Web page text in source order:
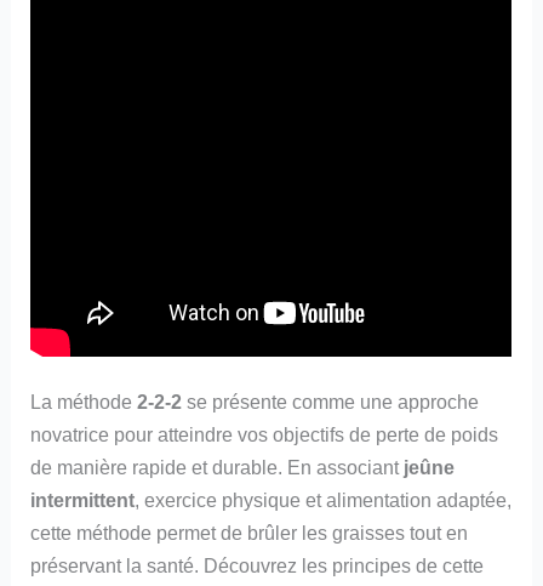
La méthode2-2-2 se présente comme une approche
novatrice pour atteindre vos objectifs de perte de poids
de manière rapide et durable. En associant jeûne
intermittent, exercice physique et alimentation adaptée,
cette méthode permet de brûler les graisses tout en
préservant la santé. Découvrez les principes de cette